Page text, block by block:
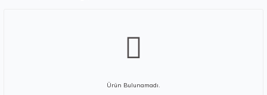
Ürün Bulunamadı.